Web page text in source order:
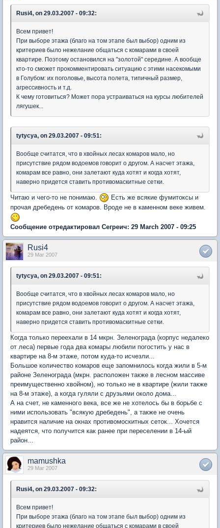
Rusi4, on 29.03.2007 - 09:32:
Всем привет!
При выборе этажа (благо на том этапе был выбор) одним из
критериев было нежелание общаться с комарами в своей
квартире. Поэтому остановился на "золотой" середине. А вообще
кто-то сможет прокомментировать ситуацию с этими насекомыми
в Голубом: их поголовье, высота полета, типичный размер,
агрессивность и т.д.
К чему готовиться? Может пора устраиваться на курсы любителей
лягушек...
tytycya, on 29.03.2007 - 09:51:
Вообще считатся, что в хвойных лесах комаров мало, но
присутствие рядом водоемов говорит о другом. А насчет этажа,
комарам все равно, они залетают куда хотят и когда хотят,
наверно придется ставить противомаскитные сетки.
Читаю и чего-то не понимаю.
Есть же всякие фумитоксы и
прочая дребедень от комаров. Вроде не в каменном веке живем.
Сообщение отредактировал Сегреич: 29 March 2007 - 09:25
Rusi4
29 Mar 2007
tytycya, on 29.03.2007 - 09:51:
Вообще считатся, что в хвойных лесах комаров мало, но
присутствие рядом водоемов говорит о другом. А насчет этажа,
комарам все равно, они залетают куда хотят и когда хотят,
наверно придется ставить противомаскитные сетки.
Когда только переехали в 14 мкрн. Зеленограда (корпус недалеко
от леса) первые года два комары любили погостить у нас в
квартире на 8-м этаже, потом куда-то исчезли...
Большое количество комаров еще запомнилось когда жили в 5-м
районе Зеленограда (мкрн. расположен также в лесном массиве
преимущественно хвойном), но только не в квартире (жили также
на 8-м этаже), а когда гуляли с друзьями около дома...
А на счет, не каменного века, все же не хотелось бы в борьбе с
ними использовать "всякую дребедень", а также не очень
нравится наличие на окнах противомоскитных сеток... Хочется
надеятся, что получится как ранее при переселении в 14-ый
район...
mamushka
29 Mar 2007
Rusi4, on 29.03.2007 - 09:32:
Всем привет!
При выборе этажа (благо на том этапе был выбор) одним из
критериев было нежелание общаться с комарами в своей